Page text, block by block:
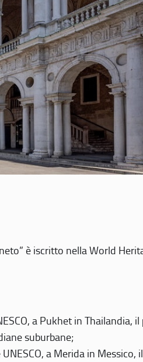
è iscritto nella World
a Pukhet in Thailandia,
suburbane;
a Merida in